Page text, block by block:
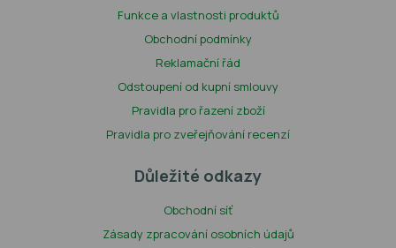
Funkce a vlastnosti produktů
Obchodní podmínky
Reklamační řád
Odstoupení od kupní smlouvy
Pravidla pro řazení zboží
Pravidla pro zveřejňování recenzí
Důležité odkazy
Obchodní síť
Zásady zpracování osobních údajů